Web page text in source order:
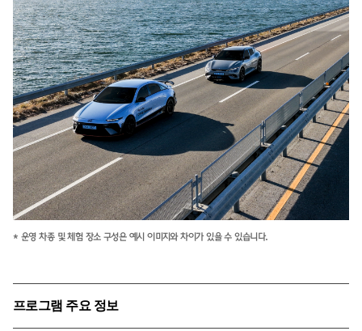
프로그램 주요 정보
* 운영 차종 및 체험 장소 구성은 예시 이미지와 차이가 있을 수 있습니다.